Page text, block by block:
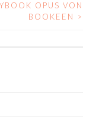
OPUS VON
BOOKEEN
>